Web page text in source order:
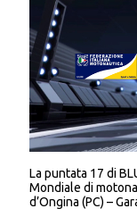
La puntata 17 di
Mondiale di
d’Ongina (PC) –